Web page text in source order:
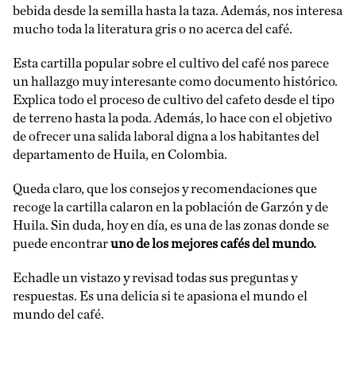
bebida desde la semilla hasta la taza. Además, nos interesa
mucho toda la literatura gris o no acerca del café.
Esta cartilla popular sobre el cultivo del café nos parece
un hallazgo muy interesante como documento histórico.
Explica todo el proceso de cultivo del cafetodesde el tipo
de terreno hasta la poda. Además, lo hace con el objetivo
de ofrecer una salida laboral digna a los habitantes del
departamento de Huila, en Colombia.
Queda claro, que los consejos y recomendaciones que
recoge la cartilla calaron en la población de Garzón y de
Huila. Sin duda, hoy en día, es una de las zonas donde se
puede encontraruno de los mejores cafés del mundo.
Echadle un vistazo y revisad todas sus preguntas y
respuestas. Es una delicia si te apasiona el mundo el
mundo del café.